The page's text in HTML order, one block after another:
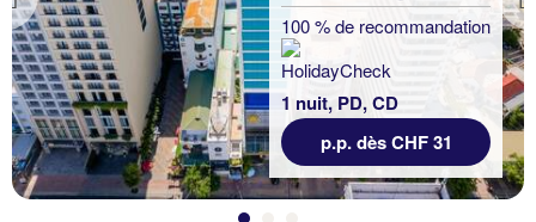
Previous
100 % de recommandation
1 nuit, PD, CD
p.p. dès CHF 31